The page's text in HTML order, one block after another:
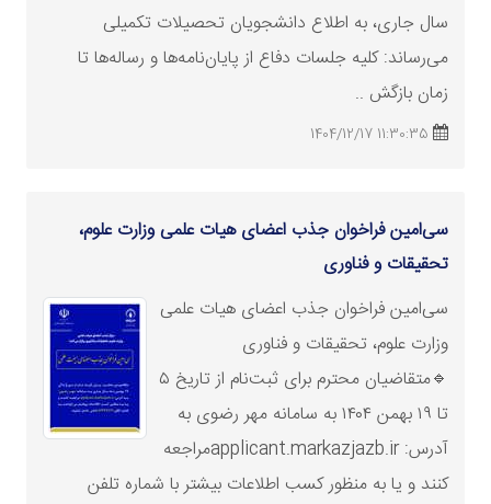
سال جاری، به اطلاع دانشجویان تحصیلات تکمیلی
می‌رساند: کلیه جلسات دفاع از پایان‌نامه‌ها و رساله‌ها تا
زمان بازگش ..
11:30:35 1404/12/17
سی‌امین فراخوان جذب اعضای هیات علمیوزارتعلوم،
تحقیقات و فناوری
سی‌امین فراخوان جذب اعضای هیات علمی
وزارت علوم، تحقیقات و فناوری
🔹متقاضیان محترم برای ثبت‌نام از تاریخ ۵
تا ۱۹ بهمن ۱۴۰۴ به سامانه مهر رضوی به
آدرس: applicant.markazjazb.irمراجعه
کنند و یا به منظور کسب اطلاعات بیشتر با شماره تلفن